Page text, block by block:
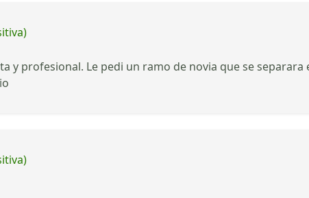
y profesional. Le pedi un ramo de novia que se